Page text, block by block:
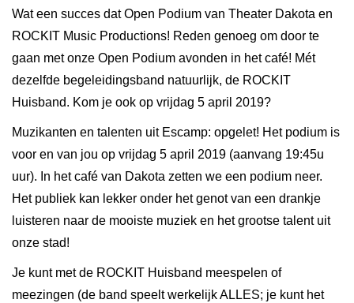
Wat een succes dat Open Podium van Theater Dakota en
ROCKIT Music Productions! Reden genoeg om door te
gaan met onze Open Podium avonden in het café! Mét
dezelfde begeleidingsband natuurlijk, de ROCKIT
Huisband. Kom je ook op vrijdag 5 april 2019?
Muzikanten en talenten uit Escamp: opgelet! Het podium is
voor en van jou op vrijdag 5 april 2019 (aanvang 19:45u
uur). In het café van Dakota zetten we een podium neer.
Het publiek kan lekker onder het genot van een drankje
luisteren naar de mooiste muziek en het grootse talent uit
onze stad!
Je kunt met de ROCKIT Huisband meespelen of
meezingen (de band speelt werkelijk ALLES; je kunt het